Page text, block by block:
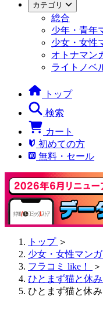
カテゴリ
総合
少年・青年
少女・女性
オトナマン
ライトノベ
トップ
検索
カート
初めての方
無料・セール
トップ ＞
少女・女性マンガ
フラコミ like！
＞
ひとまず猫と休
ひとまず猫と休